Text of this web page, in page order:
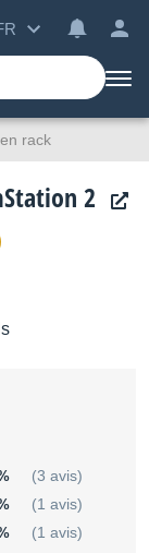
rack
2
(3 avis)
(1 avis)
(1 avis)